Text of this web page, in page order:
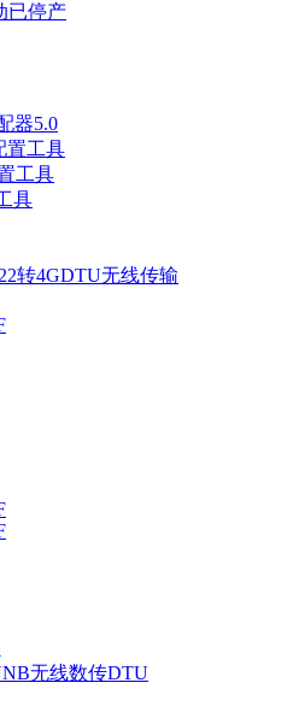
已停产
器5.0
置工具
工具
具
转4GDTU无线传输
无线数传DTU